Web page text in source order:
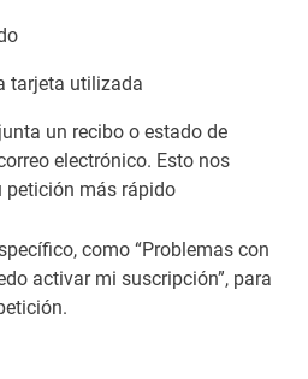
tarjeta utilizada
un recibo o estado de
electrónico. Esto nos
petición más rápido
como “Problemas con
activar mi suscripción”, para